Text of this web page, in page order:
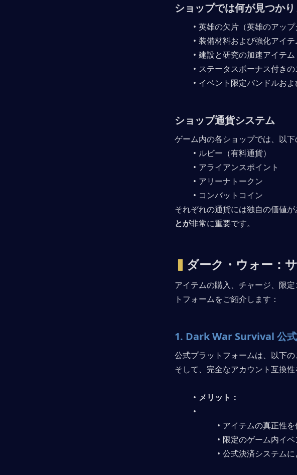
ショップでは何が見つかり
英雄の欠片（英雄のアップ
装備材料および強化アイテ
建設と研究の加速アイテム
ステータスボーナス付き
イベント限定バンドルお
ショップ通貨システム
ゲーム内の各ショップでは、以
ルビー（有料通貨）
アライアンスポイント
アリーナトークン
コンバットコイン
それぞれの通貨には独自の価値が
とが非常に重要です。
▍ ダーク・ウォー：
アイテムの購入、チャージ、限
トフォームをご紹介します：
1. Dark War Survival 公式
公式プラットフォームは、以下
そして、完全なアカウント互換性
メリット：
アイテムの真正性を
限定のゲーム内イ
公式決済システム